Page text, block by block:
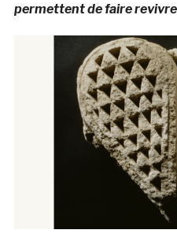
permettent de faire